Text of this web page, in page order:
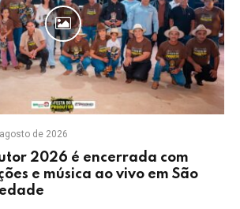
de 2026
2026 é encerrada com
e música ao vivo em São